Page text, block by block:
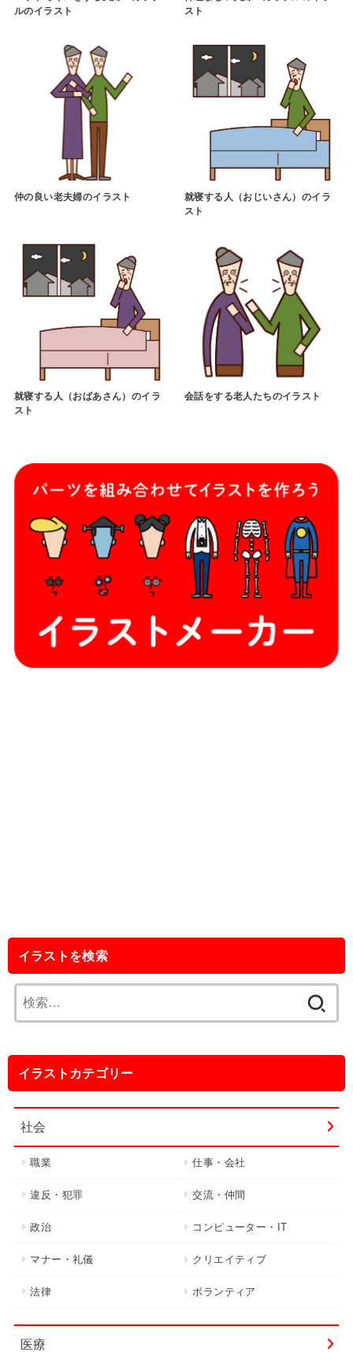
ルのイラスト
スト
仲の良い老夫婦のイラスト
就寝する人（おじいさん）のイラ
スト
就寝する人（おばあさん）のイラ
スト
会話をする老人たちのイラスト
イラストを検索
索:
イラストカテゴリー
社会
職業 仕事・会社
違反・犯罪 交流・仲間
政治 コンピューター・IT
マナー・礼儀 クリエイティブ
法律 ボランティア
医療